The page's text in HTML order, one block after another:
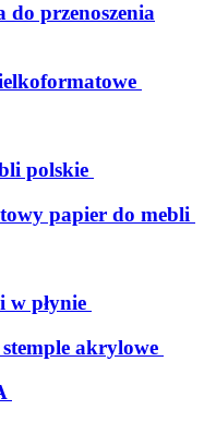
do przenoszenia
polskie
papier do mebli
w płynie
akrylowe